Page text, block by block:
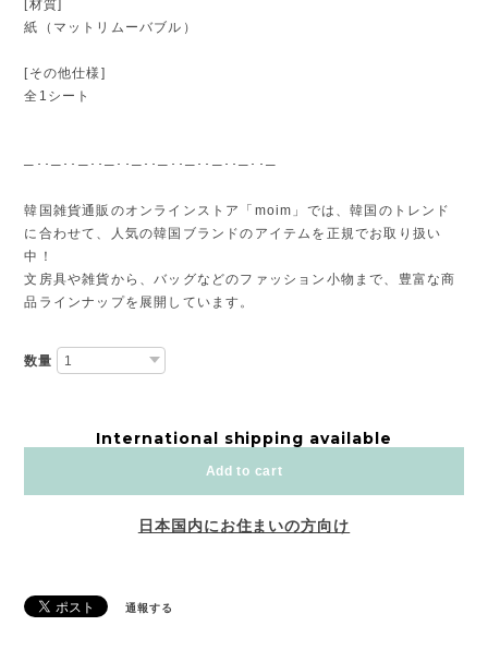
[材質]
紙（マットリムーバブル）
[その他仕様]
全1シート
─･･─･･─･･─･･─･･─･･─･･─･･─･･─
韓国雑貨通販のオンラインストア「moim」では、韓国のトレンド
に合わせて、人気の韓国ブランドのアイテムを正規でお取り扱い
中！
文房具や雑貨から、バッグなどのファッション小物まで、豊富な商
品ラインナップを展開しています。
数量
International shipping available
Add to cart
日本国内にお住まいの方向け
通報する